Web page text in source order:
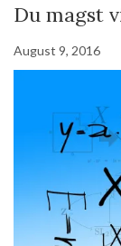
Du magst
August 9, 2016